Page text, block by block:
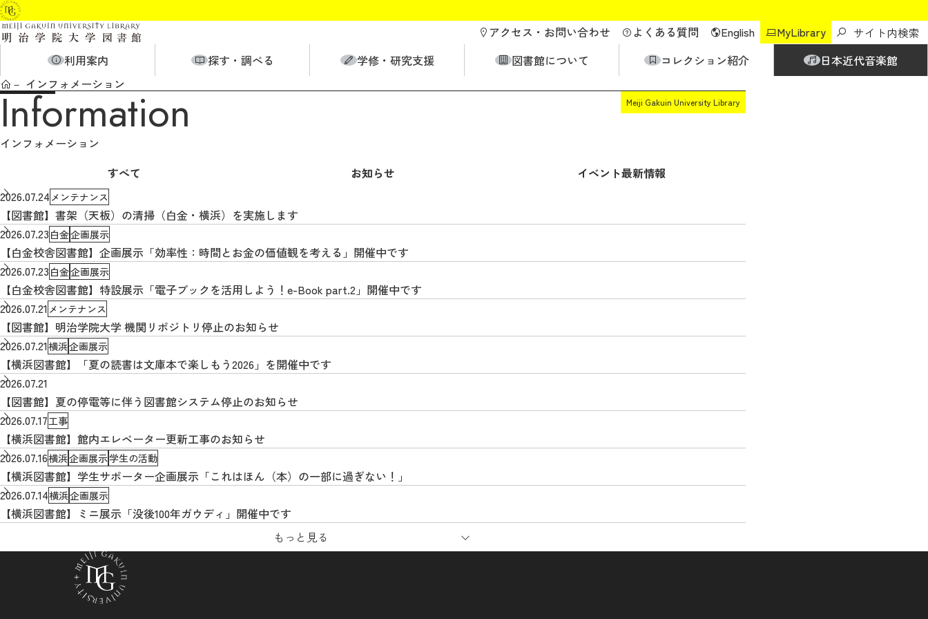
アクセス・ お問い合わせ よくある質問 English
MyLibrary
利用案内
探す・調べる 学修・研究支援 図書館について コレクション紹介
日本近代音楽館
インフォメーション
Information
インフォメーション
Meiji Gakuin University Library
すべて お知らせ イベント最新情報
2026.07.24 メンテナンス
【図書館】書架（天板）の清掃（白金・横浜）を実施します
2026.07.23 白金企画展示
【白金校舎図書館】企画展示「効率性：時間とお金の価値観を考える」開催中です
2026.07.23 白金企画展示
【白金校舎図書館】特設展示「電子ブックを活用しよう！e-Book part.2」開催中です
2026.07.21 メンテナンス
【図書館】明治学院大学 機関リポジトリ停止のお知らせ
2026.07.21横浜企画展示
【横浜図書館】「夏の読書は文庫本で楽しもう2026」を開催中です
2026.07.21
【図書館】夏の停電等に伴う図書館システム停止のお知らせ
2026.07.17工事
【横浜図書館】館内エレベーター更新工事のお知らせ
2026.07.16横浜企画展示学生の活動
【横浜図書館】学生サポーター企画展示「これはほん（本）の一部に過ぎない！」
2026.07.14横浜企画展示
【横浜図書館】ミニ展示「没後100年ガウディ」開催中です
もっと見る